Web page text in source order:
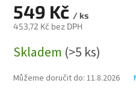
549 Kč / ks
453,72 Kč bez DPH
cena:
Skladem (>5 ks)
Můžeme doručit do: 11.8.2026